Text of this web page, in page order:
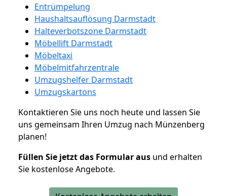
Entrümpelung
Haushaltsauflösung Darmstadt
Halteverbotszone Darmstadt
Möbellift Darmstadt
Möbeltaxi
Möbelmitfahrzentrale
Umzugshelfer Darmstadt
Umzugskartons
Kontaktieren Sie uns noch heute und lassen Sie
uns gemeinsam Ihren Umzug nach Münzenberg
planen!
Füllen Sie jetzt das Formular aus und erhalten
Sie kostenlose Angebote.